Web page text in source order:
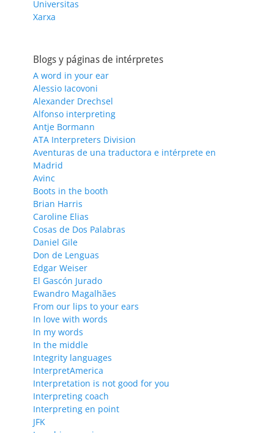
Universitas
Xarxa
Blogs y páginas de intérpretes
A word in your ear
Alessio Iacovoni
Alexander Drechsel
Alfonso interpreting
Antje Bormann
ATA Interpreters Division
Aventuras de una traductora e intérprete en
Madrid
Avinc
Boots in the booth
Brian Harris
Caroline Elias
Cosas de Dos Palabras
Daniel Gile
Don de Lenguas
Edgar Weiser
El Gascón Jurado
Ewandro Magalhães
From our lips to your ears
In love with words
In my words
In the middle
Integrity languages
InterpretAmerica
Interpretation is not good for you
Interpreting coach
Interpreting en point
JFK